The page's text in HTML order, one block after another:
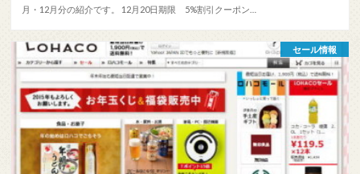
月・12月分の紹介です。 12月20日期限 5%割引クーポン…
セール情報